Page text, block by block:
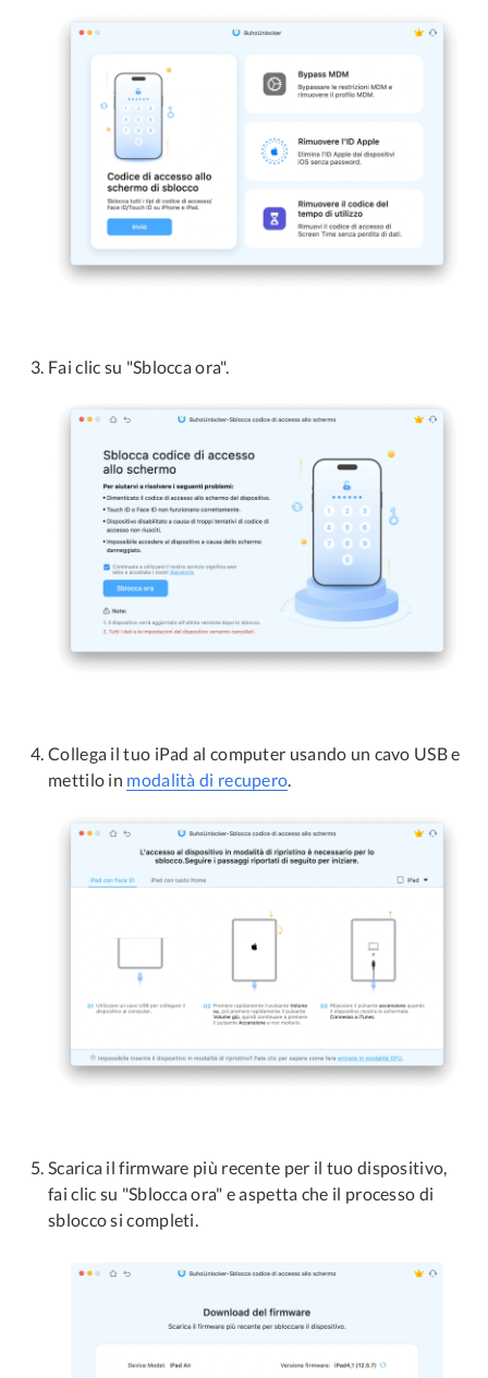
Fai clic su "Sblocca ora".
Collega il tuo iPad al computer usando un cavo USB e
mettilo in modalità di recupero.
Scarica il firmware più recente per il tuo dispositivo,
fai clic su "Sblocca ora" e aspetta che il processo di
sblocco si completi.